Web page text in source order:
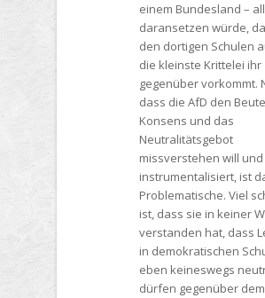
einem Bundesland –
daransetzen würde,
den dortigen Schulen
die kleinste Krittelei ihr
gegenüber vorkommt.
dass die AfD den
Konsens und das
Neutralitätsgebot
missverstehen will und
instrumentalisiert, ist
Problematische. Viel
ist, dass sie in keiner
verstanden hat, dass
in demokratischen
eben keineswegs
dürfen gegenüber